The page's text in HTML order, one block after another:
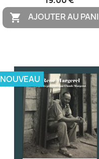
 AJOUTER AU
NOUVEAU